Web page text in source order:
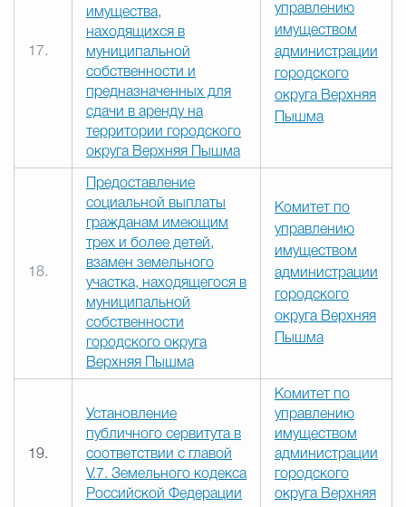
17.
имущества,
находящихся в
муниципальной
собственности и
предназначенных для
сдачи в аренду на
территории городского
округа Верхняя Пышма
управлению
имуществом
администрации
городского
округа Верхняя
Пышма
18.
Предоставление
социальной выплаты
гражданам имеющим
трех и более детей,
взамен земельного
участка, находящегося в
муниципальной
собственности
городского округа
Верхняя Пышма
Комитет по
управлению
имуществом
администрации
городского
округа Верхняя
Пышма
19.
Установление
публичного сервитута в
соответствии с главой
V.7. Земельного кодекса
Российской Федерации
Комитет по
управлению
имуществом
администрации
городского
округа Верхняя